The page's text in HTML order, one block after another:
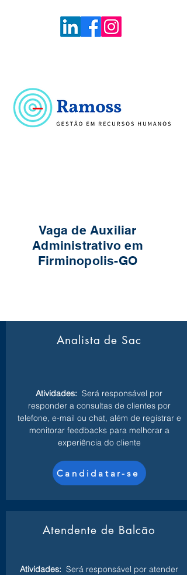
Vaga de Auxiliar
Administrativo em
Firminopolis-GO
Analista de Sac
Atividades: Será responsável por
responder a consultas de clientes por
telefone, e-mail ou chat, além de registrar e
monitorar feedbacks para melhorar a
experiência do cliente
Candidatar-se
Atendente de Balcão
Atividades: Será responsável por atender